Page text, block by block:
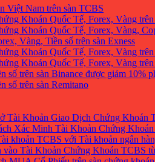
Việt Nam trên sàn TCBS
Khoán Quốc Tế, Forex, Vàng
Khoán Quốc Tế, Forex, Vàng,
Vàng, Tiền số trên sàn Exness
Khoán Quốc Tế, Forex, Vàng trên
Khoán Quốc Tế, Forex, Vàng
số trên sàn Binance được giảm 10%
số trên sàn Remitano
Tài Khoản Giao Dịch Chứng Khoán
Xác Minh Tài Khoản Chứng
khoản TCBS với Tài khoản ngân
vào Tài Khoản Chứng Khoán TCBS